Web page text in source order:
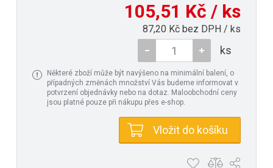
105,51 Kč / ks
87,20 Kč bez DPH / ks
ks
Některé zboží může být navýšeno na minimální balení, o
případných změnách množství Vás budeme informovat v
potvrzení objednávky nebo na dotaz. Maloobchodní ceny
jsou platné pouze při nákupu přes e-shop.
Vložit do košíku